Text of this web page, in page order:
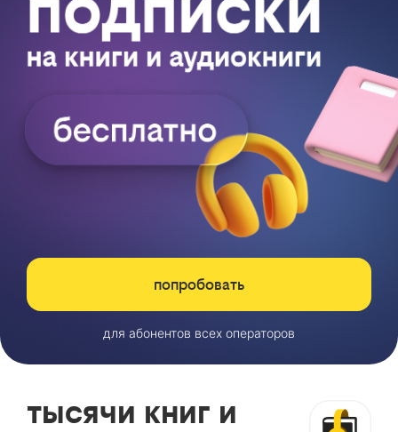
попробовать
для абонентов всех операторов
тысячи книг и